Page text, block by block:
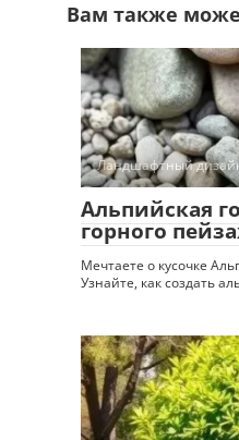
Вам также
Ландшафтный
Альпийская
горного
Мечтаете о кусочке
Узнайте, как создать